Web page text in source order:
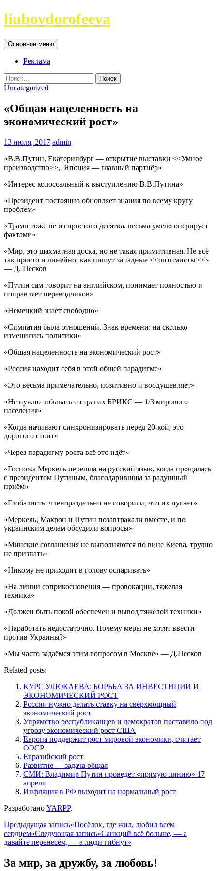
Перейти
к
liubovdorofeeva
Поиск
Основное меню
Реклама
Найти:
Uncategorized
«Общая нацеленность на
экономический рост»
13 июля, 2017 admin
«В.В.Путин, Екатеринбург — открытие выставки <<Умное
производство>>, Япония — главный партнёр»
«Интерес колоссальный к выступлению В.В.Путина»
«Президент постоянно обновляет знания по всему кругу
проблем»
«Трамп тоже не из простого десятка, весьма умело оперирует
фактами»
«Мир, это шахматная доска, но не такая примитивная. Не всё
так просто и линейно, как пишут западные <<оптимисты>>'»
— Д. Песков
«Путин сам говорит на английском, понимает полностью и
поправляет переводчиков»
«Немецкий знает свободно»
«Симпатия была отношений. Знак времени: на сколько
изменились политики»
«Общая нацеленность на экономический рост»
«Россия находит себя в этой общей парадигме»
«Это весьма примечательно, позитивно и воодушевляет»
«Не нужно забывать о странах БРИКС — 1/3 мирового
населения»
«Когда начинают синхронизировать перед 20-кой, это
дорогого стоит»
«Через парадигму роста всё это идёт»
«Госпожа Меркель перешла на русский язык, когда прощалась
с президентом Путиным, благодарившим за радушный
приём»
«Глобалисты членораздельно не говорили, что их пугает»
«Меркель, Макрон и Путин позавтракали вместе, и по
украинским делам обсудили вопросы»
«Минские соглашения не выполняются по вине Киева, трудно
не признать»
«Никому не приходит в голову оспаривать»
«На линии соприкосновения — провокации, тяжелая
техника»
«Должен быть покой обеспечен и вывод тяжёлой техники»
«Наработать недостаточно. Почему меры не хотят ввести
против Украины?»
«Мы часто задаёмся этим вопросом в Москве» — Д.Песков
Related posts:
КУРС УЛЮКАЕВА: БОРЬБА ЗА ИНВЕСТИЦИИ И
ЭКОНОМИЧЕСКИЙ РОСТ
России нужно делать ставку на сверхмощный
экономический рост
Упрямство республиканцев и демократов поставило под
угрозу экономический рост США
Европа поддержит рост мировой экономики, считает
ОЭСР
Евразийский рост
Развитие — задача общая
СМИ: Владимир Путин проведет «прямую линию» 17
апреля
Инфляция в РФ выходит на нормальный рост
Разработано YARPP.
Навигация
по
Предыдущая запись«Посёлок, где жил, любил всем
сердцем»Следующая запись«Санкций всё больше, — а
давайте перенесём, — а люди гибнут»
За мир, за дружбу, за любовь!